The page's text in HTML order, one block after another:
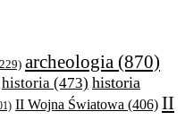
archeologia (870)
historia (473) historia
II Wojna Światowa (406) II